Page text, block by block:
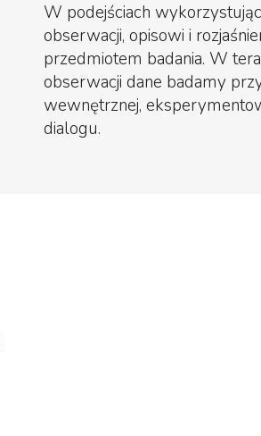
W podejściach
obserwacji, opisowi i
przedmiotem badania. W
obserwacji dane badamy
wewnętrznej,
dialogu.